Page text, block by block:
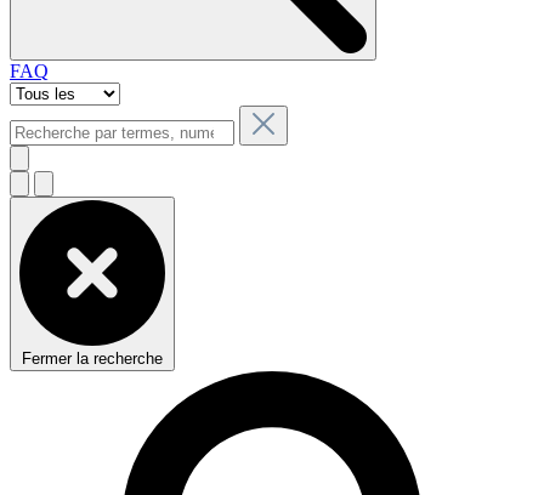
FAQ
Fermer la recherche